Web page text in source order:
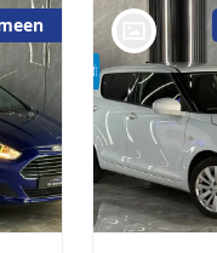
bij @De Waai Auto's